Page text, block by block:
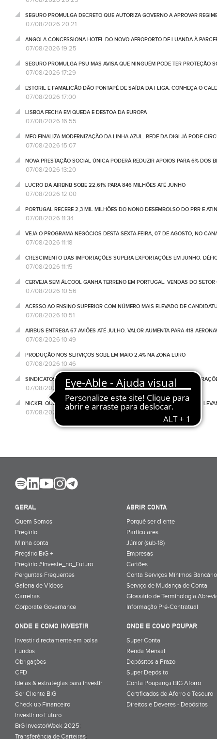
SEGURO PROMULGA DECRETO QUE AUTORIZA GOVERNO A APROVAR
07/08/2026 20:21
ANGOLA CONCESSIONA HOTEL DO NOVO AEROPORTO DE LUANDA À
07/08/2026 19:25
SEGURO PROMULGA PSU MAS AVISA QUE NINGUÉM PODE TER PROTEÇÃO
07/08/2026 17:29
ESTORIL E FAMALICÃO DÃO PONTAPÉ DE SAÍDA DA I LIGA. CONHEÇA O
07/08/2026 17:00
LISBOA FECHA EM QUEDA E DESTOA DA EUROPA
07/08/2026 16:55
MEO FINALIZA MODERNIZAÇÃO DA LINHA AZUL. REDE DA DIGI JÁ PODE
07/08/2026 15:07
NOVA PRESTAÇÃO SOCIAL ÚNICA PODERÁ REDUZIR APOIOS PARA 6% DOS
07/08/2026 13:20
LUCRO DA AIRBNB SOBE 22,61% PARA 846 MILHÕES ATÉ JUNHO
07/08/2026 12:00
PORTUGAL RECEBE 2,3 MIL MILHÕES DO NONO DESEMBOLSO DO PRR E
07/08/2026 11:34
VEJA O PROGRAMA NEGÓCIOS DESTA SEXTA-FEIRA, 07 DE AGOSTO, NO
07/08/2026 11:18
CRESCIMENTO DAS IMPORTAÇÕES SUPERA EXPORTAÇÕES EM JUNHO.
07/08/2026 11:15
CERVEJA SEM ÁLCOOL GANHA TERRENO EM PORTUGAL. VENDAS DO
07/08/2026 10:56
ACESSO AO ENSINO SUPERIOR COM NÚMERO MAIS ELEVADO DE
07/08/2026 10:51
AIRBUS ENTREGA 67 AVIÕES ATÉ JULHO. VALOR AUMENTA PARA 418
07/08/2026 10:49
PRODUÇÃO NOS SERVIÇOS SOBE EM MAIO 2,4% NA ZONA EURO
07/08/2026 10:46
SINDICATOS QUEREM IMPEDIR CORTE DE SUBSÍDIOS NA RTP.
07/08/2026 10:19
NICKEL QUER PARCERIAS COM AUTARQUIAS PARA REFORÇAR REDE DE
07/08/2026 08:53
GERAL
Quem Somos
Preçário
Minha conta
Preçário BiG +
Preçário #Investe_no_Futuro
Perguntas Frequentes
Galeria de Vídeos
Carreiras
Corporate Governance
ABRIR CONTA
Porquê ser cliente
Particulares
Júnior (sub-18)
Empresas
Cartões
Conta Serviços Mínimos
Serviço de Mudança de Conta
Glossário de Terminologia
Informação Pré-Contratual
ONDE E COMO INVESTIR
Investir directamente em bolsa
Fundos
Obrigações
CFD
Ideias & estratégias para investir
Ser Cliente BiG
Check up Financeiro
Investir no Futuro
BiG InvestorWeek 2025;
Transferência de Carteiras;
ONDE E COMO POUPAR
Super Conta
Renda Mensal
Depósitos a Prazo
Super Depósito
Conta Poupança BiG Aforro
Certificados de Aforro e Tesouro
Direitos e Deveres - Depósitos